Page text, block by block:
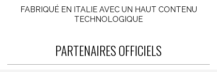
FABRIQUÉ EN ITALIE AVEC UN HAUT CONTENU
TECHNOLOGIQUE
PARTENAIRES OFFICIELS